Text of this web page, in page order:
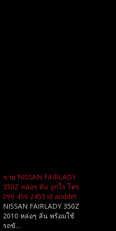
ขาย NISSAN FAIRLADY
350Z หล่อๆ ลั่น ถูกใจ โทร
099 456 2455 id aoddet
NISSAN FAIRLADY 350Z
2010 หล่อๆ ลั่น พร้อมใช้
รถขั…